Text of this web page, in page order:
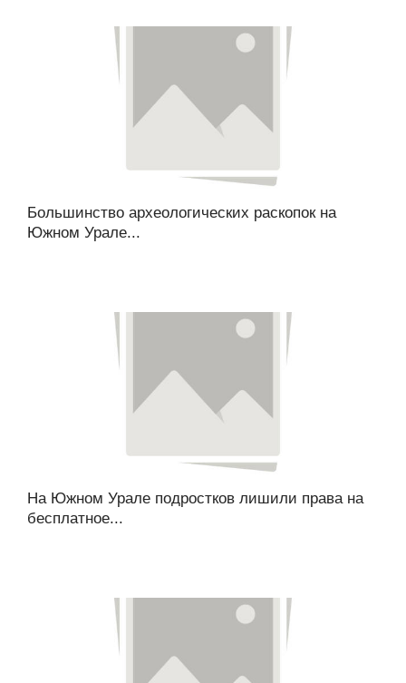
Большинство археологических раскопок на
Южном Урале...
На Южном Урале подростков лишили права на
бесплатное...